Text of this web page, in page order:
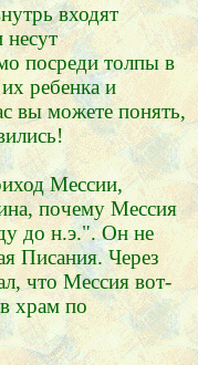
входят
несут
посреди толпы в
ребенка и
вы можете понять,
Мессии,
почему Мессия
до н.э.". Он не
Писания. Через
что Мессия вот-
храм по